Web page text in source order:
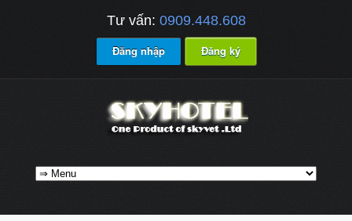
Tư vấn: 0909.448.608
Đăng nhập Đăng ký